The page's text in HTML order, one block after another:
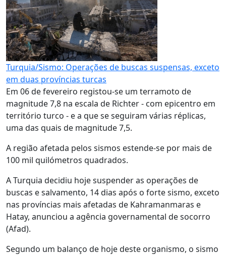
Turquia/Sismo: Operações de buscas suspensas, exceto
em duas províncias turcas
Em 06 de fevereiro registou-se um terramoto de
magnitude 7,8 na escala de Richter - com epicentro em
território turco - e a que se seguiram várias réplicas,
uma das quais de magnitude 7,5.
A região afetada pelos sismos estende-se por mais de
100 mil quilómetros quadrados.
A Turquia decidiu hoje suspender as operações de
buscas e salvamento, 14 dias após o forte sismo, exceto
nas províncias mais afetadas de Kahramanmaras e
Hatay, anunciou a agência governamental de socorro
(Afad).
Segundo um balanço de hoje deste organismo, o sismo